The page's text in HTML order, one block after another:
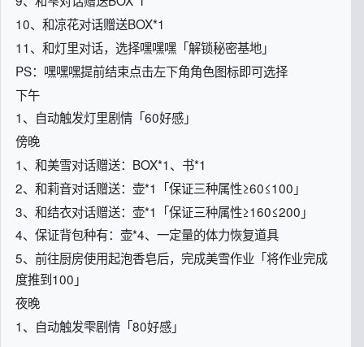
10、和凉花对话赠送BOX*1
11、和灯里对话，选择嘿嘿嘿「解锁秘密基地」
PS：嘿嘿嘿提前结束点击左下角角色图标即可选择
下午
1、自动触发灯里剧情「60好感」
傍晚
1、和美雪对话赠送：BOX*1、书*1
2、和莉音对话赠送：壶*1「保证三种属性≥60≤100」
3、和结衣对话赠送：壶*1「保证三种属性≥160≤200」
4、保证背包种有：壶*4、一定量的体力恢复道具
5、前往厨房使用起泡香皂后，完成美雪作业「将作业完成
度推到100」
夜晚
1、自动触发雫剧情「80好感」